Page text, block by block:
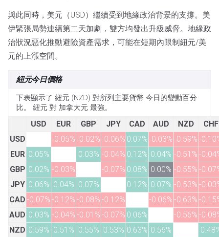
與此同時，美元（USD）繼續受到地緣政治背景的支撐。美
伊緊張局勢連續第二天加劇，雙方均發出升級威脅。地緣政
治狀況惡化推動避險資產需求，可能在短期內限制紐元/美
元的上漲空間。
紐元今日價格
下表顯示了 紐元 (NZD) 對所列主要貨幣 今日的變動百分
比。 紐元 對 加拿大元 最強。
USD EUR GBP JPY CAD AUD NZD
CHF
USD
-0.05% -0.02% -0.06% 0.07% -0.03% -0.59% -
EUR 0.05% 0.03% -0.04% 0.12% 0.04% -0.51% -
GBP 0.02% -0.03% -0.07% 0.08% 0.00% -0.55% -
JPY 0.06% 0.04% 0.07% 0.12% 0.07% -0.53% -
CAD -0.07% -0.12% -0.08% -0.12% -0.06% -0.63% -
AUD 0.03% -0.04% -0.01% -0.07% 0.06% -0.56% -
NZD 0.59% 0.51% 0.55% 0.53% 0.63% 0.56%